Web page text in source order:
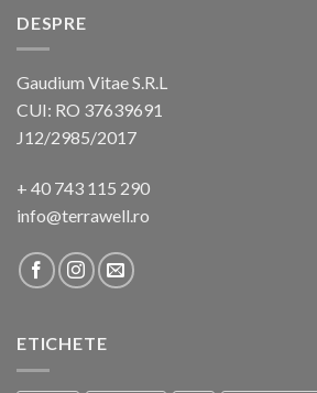
DESPRE
Gaudium Vitae S.R.L
CUI: RO 37639691
J12/2985/2017
+ 40 743 115 290
info@terrawell.ro
ETICHETE